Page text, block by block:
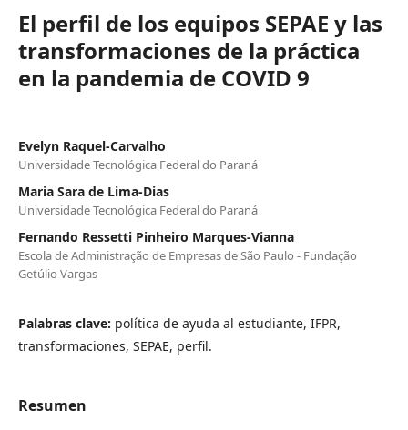
El perfil de los equipos SEPAE y las
transformaciones de la práctica
en la pandemia de COVID 9
Evelyn Raquel-Carvalho
Universidade Tecnológica Federal do Paraná
Maria Sara de Lima-Dias
Universidade Tecnológica Federal do Paraná
Fernando Ressetti Pinheiro Marques-Vianna
Escola de Administração de Empresas de São Paulo - Fundação
Getúlio Vargas
Palabras clave: política de ayuda al estudiante, IFPR,
transformaciones, SEPAE, perfil.
Resumen